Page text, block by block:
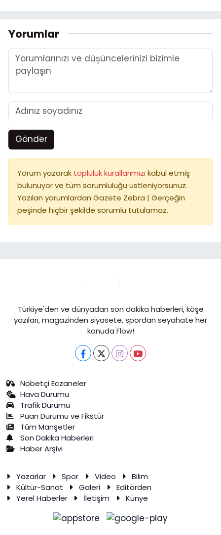
Yorumlar
Gönder
Yorum yazarak topluluk kurallarımızı kabul etmiş
bulunuyor ve tüm sorumluluğu üstleniyorsunuz.
Yazılan yorumlardan Gazete Zebra | Gerçeğin
peşinde hiçbir şekilde sorumlu tutulamaz.
Türkiye'den ve dünyadan son dakika haberleri, köşe
yazıları, magazinden siyasete, spordan seyahate her
konuda Flow!
Nöbetçi Eczaneler
Hava Durumu
Trafik Durumu
Puan Durumu ve Fikstür
Tüm Manşetler
Son Dakika Haberleri
Haber Arşivi
Yazarlar Spor Video
Bilim
Kültür-Sanat
Galeri
Editörden
Yerel Haberler
İletişim Künye